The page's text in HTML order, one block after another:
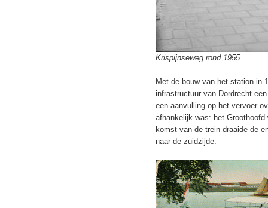
Krispijnseweg rond 1955
Met de bouw van het station in
infrastructuur van Dordrecht
een aanvulling op het vervoer
afhankelijk was: het
komst van de trein draaide de
naar de zuidzijde.